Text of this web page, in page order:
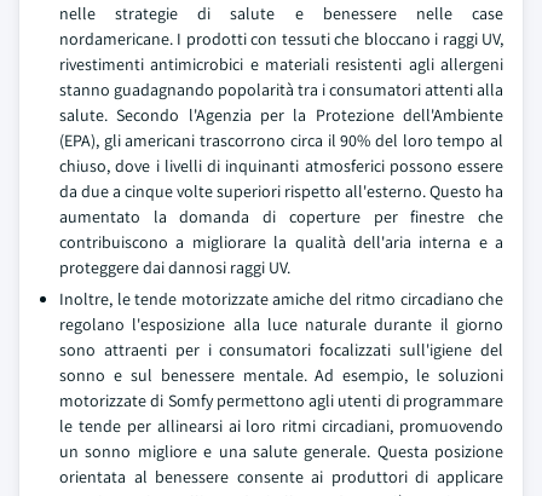
nelle strategie di salute e benessere nelle case
nordamericane. I prodotti con tessuti che bloccano i raggi UV,
rivestimenti antimicrobici e materiali resistenti agli allergeni
stanno guadagnando popolarità tra i consumatori attenti alla
salute. Secondo l'Agenzia per la Protezione dell'Ambiente
(EPA), gli americani trascorrono circa il 90% del loro tempo al
chiuso, dove i livelli di inquinanti atmosferici possono essere
da due a cinque volte superiori rispetto all'esterno. Questo ha
aumentato la domanda di coperture per finestre che
contribuiscono a migliorare la qualità dell'aria interna e a
proteggere dai dannosi raggi UV.
Inoltre, le tende motorizzate amiche del ritmo circadiano che
regolano l'esposizione alla luce naturale durante il giorno
sono attraenti per i consumatori focalizzati sull'igiene del
sonno e sul benessere mentale. Ad esempio, le soluzioni
motorizzate di Somfy permettono agli utenti di programmare
le tende per allinearsi ai loro ritmi circadiani, promuovendo
un sonno migliore e una salute generale. Questa posizione
orientata al benessere consente ai produttori di applicare